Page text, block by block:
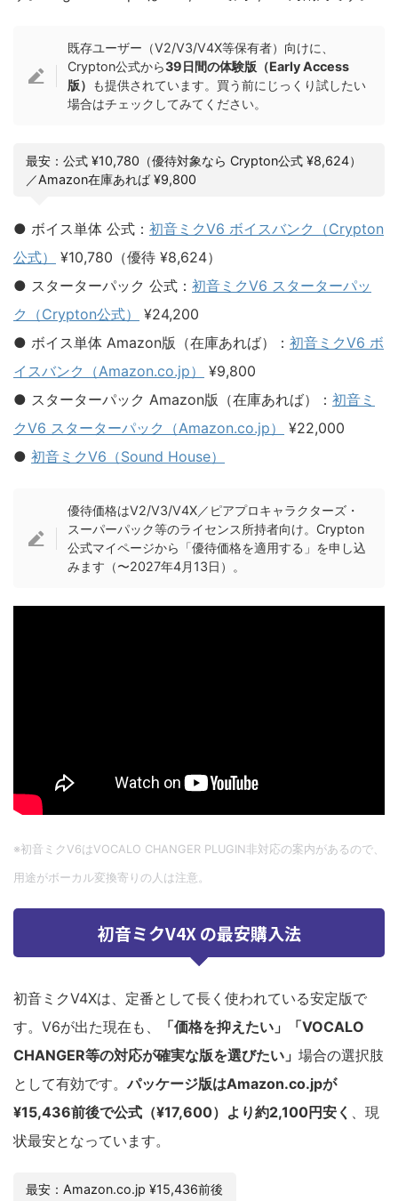
既存ユーザー（V2/V3/V4X等保有者）向けに、
Crypton公式から39日間の体験版（Early Access
版） も提供されています。買う前にじっくり試したい
場合はチェックしてみてください。
最安：公式 ¥10,780（優待対象なら Crypton公式 ¥8,624）
／Amazon在庫あれば ¥9,800
● ボイス単体 公式： 初音ミクV6 ボイスバンク（Crypton
公式）
¥10,780（優待 ¥8,624）
● スターターパック 公式： 初音ミクV6 スターターパッ
ク（Crypton公式）
¥24,200
● ボイス単体 Amazon版（在庫あれば）： 初音ミクV6 ボ
イスバンク（Amazon.co.jp）
¥9,800
● スターターパック Amazon版（在庫あれば）： 初音ミ
クV6 スターターパック（Amazon.co.jp）
¥22,000
● 初音ミクV6（Sound House）
優待価格はV2/V3/V4X／ピアプロキャラクターズ・
スーパーパック等のライセンス所持者向け。Crypton
公式マイページから「優待価格を適用する」を申し込
みます（〜2027年4月13日）。
※初音ミクV6はVOCALO CHANGER PLUGIN非対応の案内があるので、
用途がボーカル変換寄りの人は注意。
初音ミクV4X の最安購入法
初音ミクV4Xは、定番として長く使われている安定版で
す。V6が出た現在も、
「価格を抑えたい」「VOCALO
CHANGER等の対応が確実な版を選びたい」 場合の選択肢
として有効です。パッケージ版はAmazon.co.jpが
¥15,436前後で公式（¥17,600）より約2,100円安く
、現
状最安となっています。
最安：Amazon.co.jp ¥15,436前後